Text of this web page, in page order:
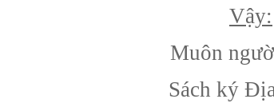
Vậy:
Muôn
Sách ký